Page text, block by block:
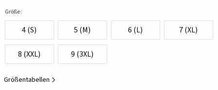
Größe:
4 (S) 5 (M) 6 (L) 7 (XL)
8 (XXL) 9 (3XL)
Größentabellen